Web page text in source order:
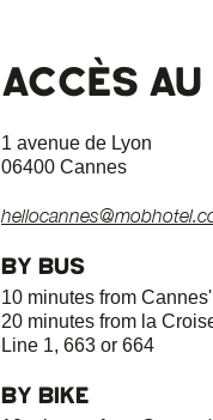
ACCÈS
1 avenue de Lyon
06400 Cannes
BY BUS
10 minutes from
20 minutes from la
Line 1, 663 or 664
BY BIKE